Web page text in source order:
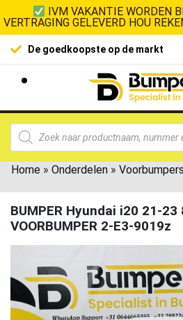
IVM VAKANTIE WORDEN
VERTRAGING GELEVERD HOU
De goedkoopste op de markt
Home » Onderdelen » Voorbumpers
BUMPER Hyundai i20 21-
VOORBUMPER 2-E3-9019z